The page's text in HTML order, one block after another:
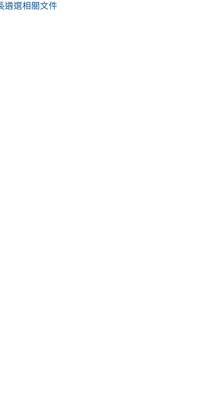
遴選相關文件